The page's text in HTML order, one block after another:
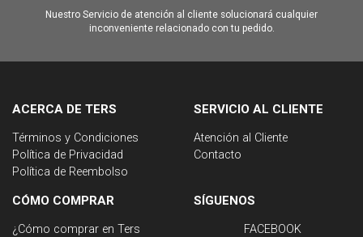
Nuestro Servicio de atención al cliente solucionará cualquier
inconveniente relacionado con tu pedido.
ACERCA DE TERS
Términos y Condiciones
Política de Privacidad
Política de Reembolso
SERVICIO AL CLIENTE
Atención al Cliente
Contacto
CÓMO COMPRAR
¿Cómo comprar en Ters
SÍGUENOS
FACEBOOK